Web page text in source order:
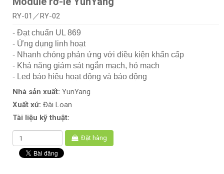
RY-01／RY-02
- Đạt chuẩn UL 869
- Ứng dụng linh hoạt
- Nhanh chóng phản ứng với điều kiện khẩn cấp
- Khả năng giám sát ngắn mạch, hỏ mạch
- Led báo hiệu hoạt động và báo động
Nhà sản xuất: YunYang
Xuất xứ: Đài Loan
Tài liệu kỹ thuật:
Đặt hàng